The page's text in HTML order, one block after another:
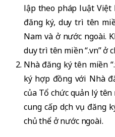
lập theo pháp luật Việt
đăng ký, duy trì tên
Nam và ở nước ngoài.
duy trì tên miền “.vn” ở
Nhà đăng ký tên miền
ký hợp đồng với Nhà
của Tổ chức quản lý
cung cấp dịch vụ đăng
chủ thể ở nước ngoài.